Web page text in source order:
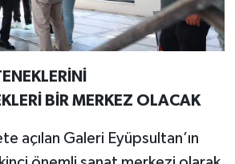
BİR MERKEZ OLACAK
açılan Galeri Eyüpsultan’ın